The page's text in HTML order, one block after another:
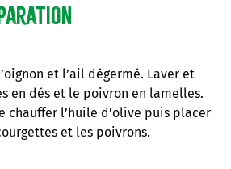
et l’ail dégermé. Laver et
en dés et le poivron en lamelles.
chauffer l’huile d’olive puis placer
et les poivrons.